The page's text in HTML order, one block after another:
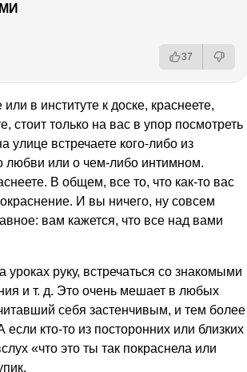
37
в институте к доске, краснеете,
стоит только на вас в упор посмотреть
улице встречаете кого-либо из
любви или о чем-либо интимном.
В общем, все то, что как-то вас
И вы ничего, ну совсем
вам кажется, что все над вами
руку, встречаться со знакомыми
и т. д. Это очень мешает в любых
себя застенчивым, и тем более
кто-то из посторонних или близких
«что это ты так покраснела или